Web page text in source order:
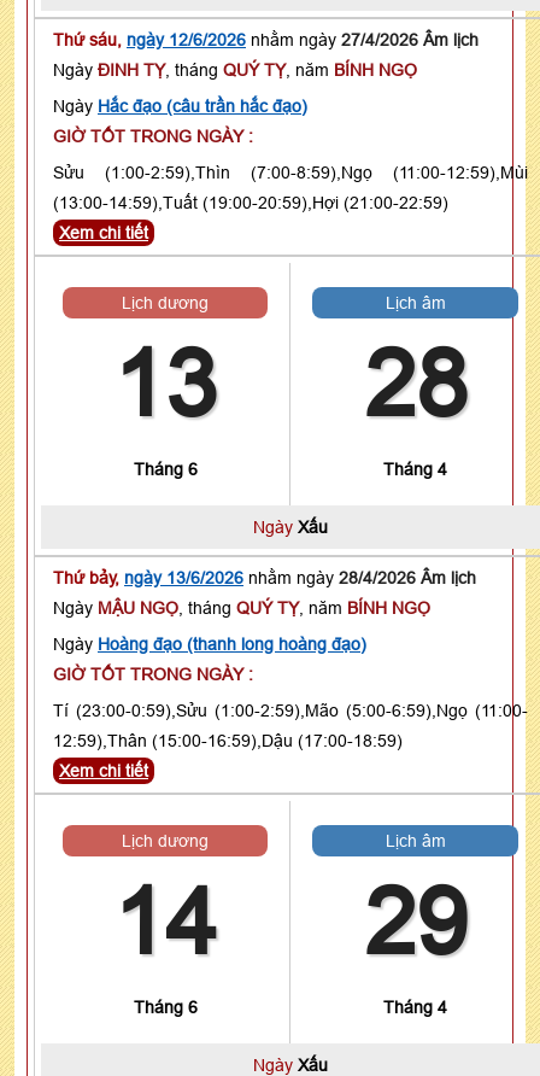
Thứ sáu, ngày 12/6/2026 nhằm ngày 27/4/2026 Âm lịch
Ngày ĐINH TỴ, tháng QUÝ TỴ, năm BÍNH NGỌ
Ngày Hắc đạo (câu trần hắc đạo)
GIỜ TỐT TRONG NGÀY :
Sửu (1:00-2:59),Thìn (7:00-8:59),Ngọ (11:00-12:59),Mùi
(13:00-14:59),Tuất (19:00-20:59),Hợi (21:00-22:59)
Xem chi tiết
Lịch dương
13
Tháng 6
Lịch âm
28
Tháng 4
Ngày Xấu
Thứ bảy, ngày 13/6/2026 nhằm ngày 28/4/2026 Âm lịch
Ngày MẬU NGỌ , tháng QUÝ TỴ, năm BÍNH NGỌ
Ngày Hoàng đạo (thanh long hoàng đạo)
GIỜ TỐT TRONG NGÀY :
Tí (23:00-0:59),Sửu (1:00-2:59),Mão (5:00-6:59),Ngọ (11:00-
12:59),Thân (15:00-16:59),Dậu (17:00-18:59)
Xem chi tiết
Lịch dương
14
Tháng 6
Lịch âm
29
Tháng 4
Ngày Xấu